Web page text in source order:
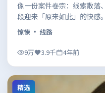
像一份案件卷宗：线索散落
段迎来「原来如此」的快感。
惊悚 · 线路
9万 3.9千 4年前
精选